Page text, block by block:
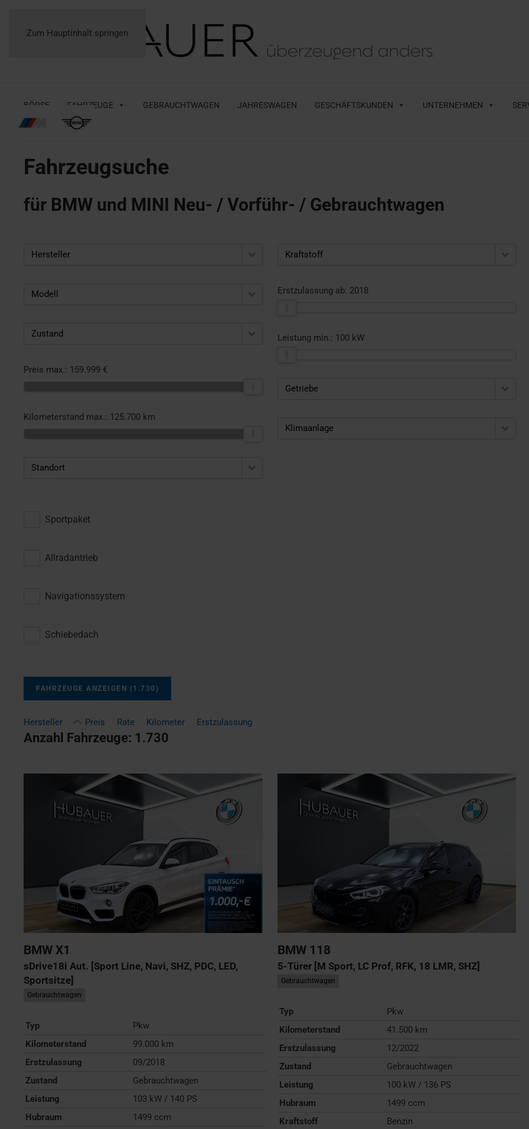
Zum Hauptinhalt springen
BÖRSE FAHRZEUGE GEBRAUCHTWAGEN JAHRESWAGEN GESCHÄFTSKUNDEN UNTERNEHMEN
Fahrzeugsuche
für BMW und MINI Neu- / Vorführ- / Gebrauchtwagen
Hersteller
Modell
Zustand
Preis max.: 159.999 €
Kilometerstand max.: 125.700 km
Standort
Kraftstoff
Erstzulassung ab: 2018
Leistung min.: 100 kW
Getriebe
Klimaanlage
Sportpaket
Allradantrieb
Navigationssystem
Schiebedach
FAHRZEUGE ANZEIGEN (1.730 )
Hersteller Preis Rate Kilometer Erstzulassung
Anzahl Fahrzeuge: 1.730
BMW X1
sDrive18i Aut. [Sport Line, Navi, SHZ, PDC, LED,
Sportsitze]
Gebrauchtwagen
Typ
Pkw
Kilometerstand
99.000 km
Erstzulassung
09/2018
Zustand
Gebrauchtwagen
Leistung
103 kW / 140 PS
Hubraum
1499 ccm
BMW 118
5-Türer [M Sport, LC Prof, RFK, 18 LMR, SHZ]
Gebrauchtwagen
Typ
Pkw
Kilometerstand
41.500 km
Erstzulassung
12/2022
Zustand
Gebrauchtwagen
Leistung
100 kW / 136 PS
Hubraum
1499 ccm
Kraftstoff
Benzin